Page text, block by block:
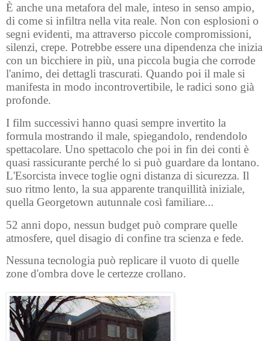
È anche una metafora del male, inteso in senso ampio,
di come si infiltra nella vita reale. Non con esplosioni o
segni evidenti, ma attraverso piccole compromissioni,
silenzi, crepe. Potrebbe essere una dipendenza che inizia
con un bicchiere in più, una piccola bugia che corrode
l'animo, dei dettagli trascurati. Quando poi il male si
manifesta in modo incontrovertibile, le radici sono già
profonde.
I film successivi hanno quasi sempre invertito la
formula mostrando il male, spiegandolo, rendendolo
spettacolare. Uno spettacolo che poi in fin dei conti è
quasi rassicurante perché lo si può guardare da lontano.
L'Esorcista invece toglie ogni distanza di sicurezza. Il
suo ritmo lento, la sua apparente tranquillità iniziale,
quella Georgetown autunnale così familiare...
52 anni dopo, nessun budget può comprare quelle
atmosfere, quel disagio di confine tra scienza e fede.
Nessuna tecnologia può replicare il vuoto di quelle
zone d'ombra dove le certezze crollano.